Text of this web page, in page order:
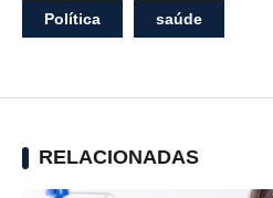
Política saúde
RELACIONADAS